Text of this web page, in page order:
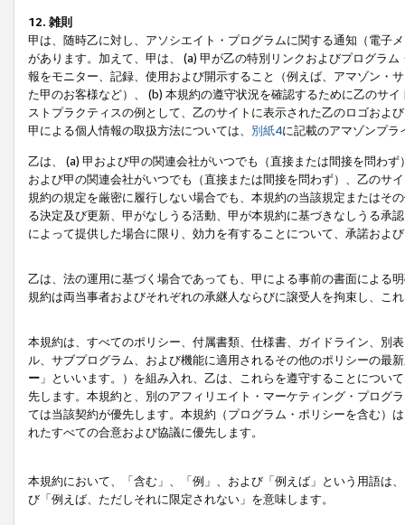
12. 雑則
甲は、随時乙に対し、アソシエイト・プログラムに関する通知（電子
があります。加えて、甲は、 (a) 甲が乙の特別リンクおよびプログラ
報をモニター、記録、使用および開示すること（例えば、アマゾン・
た甲のお客様など）、 (b) 本規約の遵守状況を確認するために乙のサ
ストプラクティスの例として、乙のサイトに表示された乙のロゴおよ
甲による個人情報の取扱方法については、 別紙4に記載のアマゾンプ
乙は、 (a) 甲および甲の関連会社がいつでも（直接または間接を問わ
および甲の関連会社がいつでも（直接または間接を問わず）、乙のサ
規約の規定を厳密に履行しない場合でも、本規約の当該規定またはそ
る決定及び更新、甲がなしうる活動、甲が本規約に基づきなしうる承
によって提供した場合に限り、効力を有することについて、承諾およ
乙は、法の運用に基づく場合であっても、甲による事前の書面による
規約は両当事者およびそれぞれの承継人ならびに譲受人を拘束し、こ
本規約は、すべてのポリシー、付属書類、仕様書、ガイドライン、別
ル、サブプログラム、および機能に適用されるその他のポリシーの最
ー 」といいます。）を組み入れ、乙は、これらを遵守することにつ
先します。本規約と、別のアフィリエイト・マーケティング・プログ
ては当該契約が優先します。本規約（プログラム・ポリシーを含む）
れたすべての合意および協議に優先します。
本規約において、「含む」、「例」、および「例えば」という用語は
び「例えば、ただしそれに限定されない」を意味します。